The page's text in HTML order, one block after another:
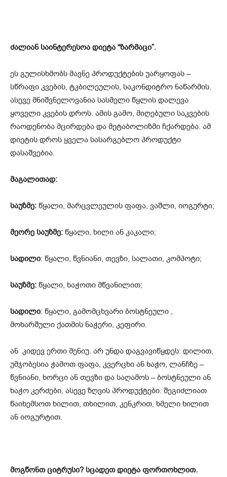
ძალიან საინტერესოა დიეტა “ზარმაცი”.
ეს გულისხმობს მავნე პროდუქტების უარყოფას –
სწრაფი კვების, ტკბილეულის, საკონდიტრო ნაწარმის.
ასევე მნიშვნელოვანია სასმელი წყლის დალევა
ყოველი კვების დროს. ამის გამო, მიღებული საკვების
რაოდენობა მცირდება და მეტაბოლიზმი ჩქარდება. ამ
დიეტის დროს ყველა სასარგებლო პროდუქტი
დასაშვებია.
მაგალითად:
საუზმე: წყალი, მარცვლეულის ფაფა, ვაშლი, იოგურტი;
მეორე საუზმე: წყალი, ხილი ან კაკალი;
სადილი: წყალი, წვნიანი, თევზი, სალათი, კომპოტი;
საუზმე: წყალი, ხაჭოთი მწვანილით;
სადილი: წყალი, გამომცხვარი ბოსტნეული ,
მოხარშული ქათმის ნაჭერი, კეფირი.
ან კიდევ ერთი მენიუ. არ უნდა დაგვავიწყდეს: დილით,
უმჯობესია ჭამოთ ფაფა, კვერცხი ან ხაჭო, ლანჩზე –
წვნიანი, ხორცი ან თევზი და საღამოს – ბოსტნეული ან
ხაჭო კერძები, ასევე ზღვის პროდუქტები. შეგიძლიათ
წაიხემსოთ ხილით, თხილით, კენკრით, ხმელი ხილით
ან იოგურტით.
მოგწონთ ციტრუსი? სცადეთ დიეტა ფორთოხლით.